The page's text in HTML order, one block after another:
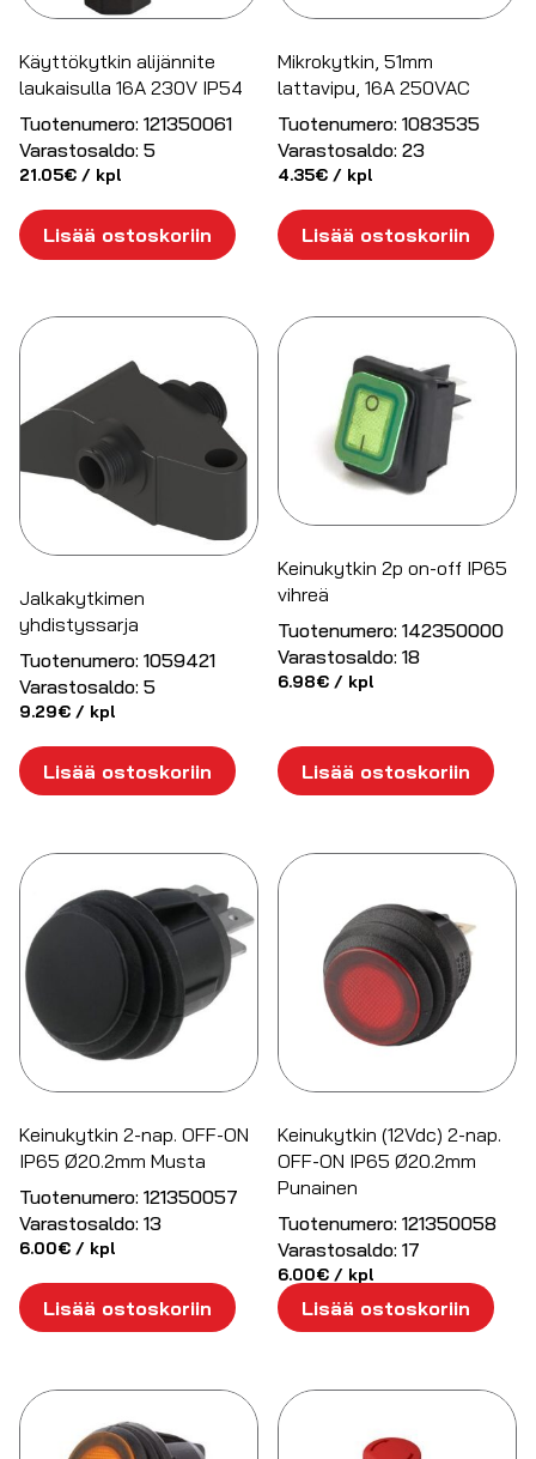
Käyttökytkin alijännite
laukaisulla 16A 230V IP54
Tuotenumero: 121350061
Varastosaldo: 5
21.05€ / kpl
Lisää ostoskoriin
Mikrokytkin, 51mm
lattavipu, 16A 250VAC
Tuotenumero: 1083535
Varastosaldo: 23
4.35€ / kpl
Lisää ostoskoriin
Jalkakytkimen
yhdistyssarja
Tuotenumero: 1059421
Varastosaldo: 5
9.29€ / kpl
Lisää ostoskoriin
Keinukytkin 2p on-off IP65
vihreä
Tuotenumero: 142350000
Varastosaldo: 18
6.98€ / kpl
Lisää ostoskoriin
Keinukytkin 2-nap. OFF-ON
IP65 Ø20.2mm Musta
Tuotenumero: 121350057
Varastosaldo: 13
6.00€ / kpl
Lisää ostoskoriin
Keinukytkin (12Vdc) 2-nap.
OFF-ON IP65 Ø20.2mm
Punainen
Tuotenumero: 121350058
Varastosaldo: 17
6.00€ / kpl
Lisää ostoskoriin